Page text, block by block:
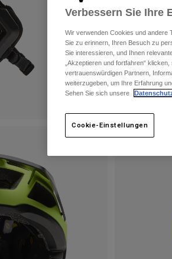
Verbessern Sie Ihre
Wir verwenden Cookies und andere
Sie zu erinnern, Ihren Besuch zu
Sie interessieren, und Ihnen
„Akzeptieren und fortfahren“
vertrauenswürdigen Partnern,
weiterzugeben, um Ihre Erfahrung
Sehen Sie sich unsere
Cookie-Einstellungen